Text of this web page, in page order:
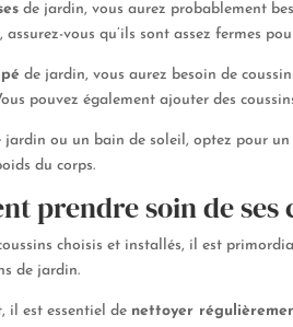
de jardin, vous aurez probablement
assurez-vous qu’ils sont assez fermes
de jardin, vous aurez besoin de
pouvez également ajouter des
jardin ou un bain de soleil, optez pour
du corps.
prendre soin de ses
choisis et installés, il est
de jardin.
il est essentiel de nettoyer